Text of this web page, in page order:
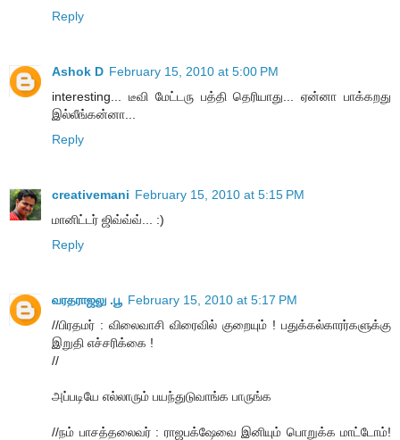
Reply
Ashok D February 15, 2010 at 5:00 PM
interesting... டீவி மேட்டரு பத்தி தெரியாது... ஏன்னா பாக்கறது
இல்லீங்கன்னா...
Reply
creativemani February 15, 2010 at 5:15 PM
மானிட்டர் ஜிவ்வ்வ்... :)
Reply
வரதராஜலு .பூ February 15, 2010 at 5:17 PM
//பிரதமர் : விலைவாசி விரைவில் குறையும் ! பதுக்கல்காரர்களுக்கு
இறுதி எச்சரிக்கை !
//
அப்படியே எல்லாரும் பயந்துடுவாங்க பாருங்க
//நம் பாசத்தலைவர் : ராஜபக்‌ஷேவை இனியும் பொறுக்க மாட்டோம்!